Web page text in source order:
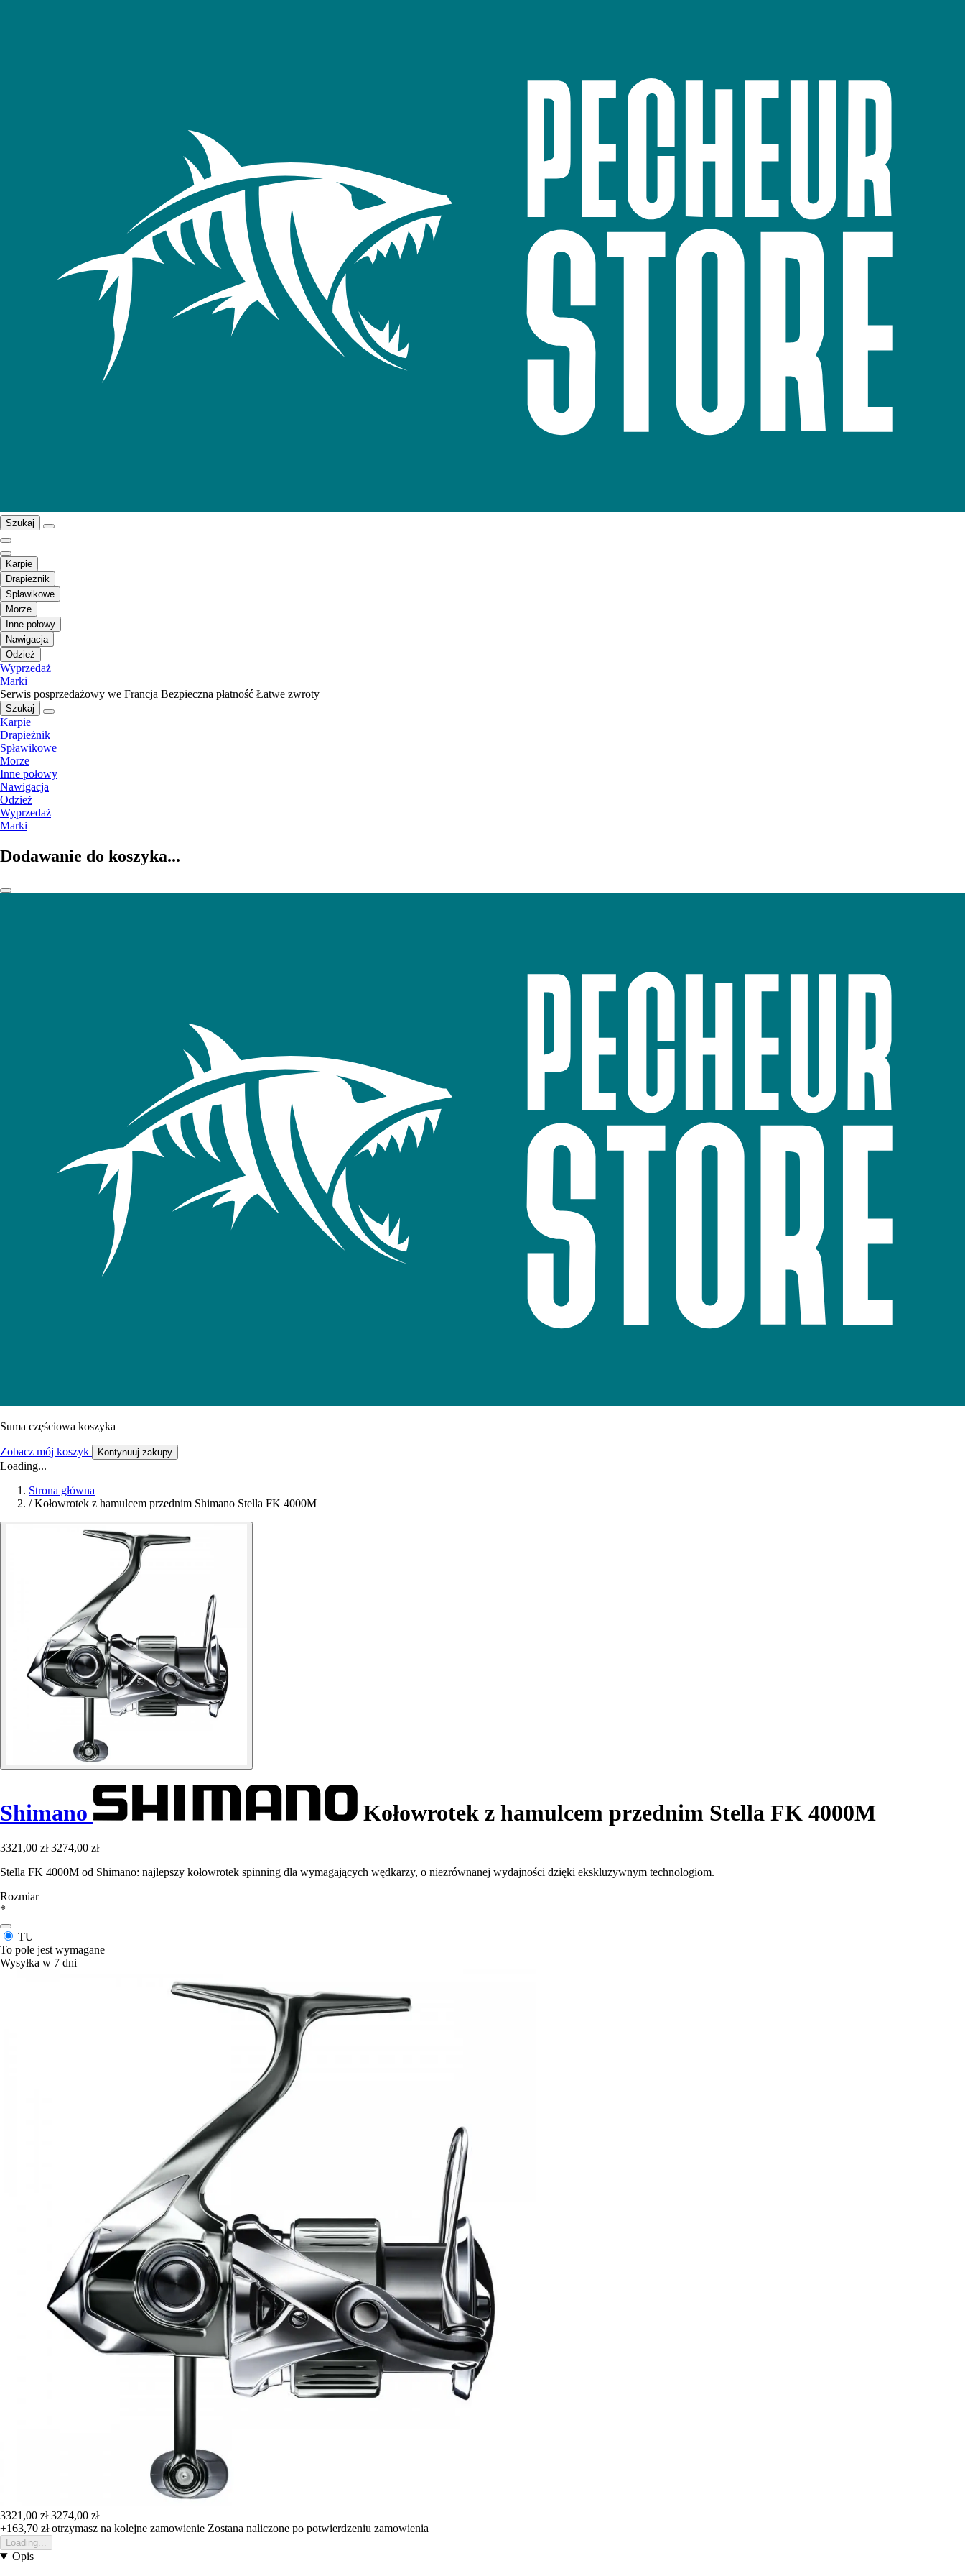
Szukaj
Karpie
Drapieżnik
Spławikowe
Morze
Inne połowy
Nawigacja
Odzież
Wyprzedaż
Marki
Serwis posprzedażowy we Francja Bezpieczna płatność Łatwe zwroty
Szukaj
Karpie
Drapieżnik
Spławikowe
Morze
Inne połowy
Nawigacja
Odzież
Wyprzedaż
Marki
Dodawanie do koszyka...
Suma częściowa koszyka
Zobacz mój koszyk Kontynuuj zakupy
Loading...
Strona główna
/ Kołowrotek z hamulcem przednim Shimano Stella FK 4000M
Shimano Kołowrotek z hamulcem przednim Stella FK 4000M
3321,00 zł 3274,00 zł
Stella FK 4000M od Shimano: najlepszy kołowrotek spinning dla wymagających wędkarzy, o niezrównanej wydajności dzięki ekskluzywnym technologiom.
Rozmiar
*
TU
To pole jest wymagane
Wysyłka w 7 dni
3321,00 zł 3274,00 zł
+163,70 złotrzymasz na kolejne zamowienie Zostana naliczone po potwierdzeniu zamowienia
Loading...
Opis